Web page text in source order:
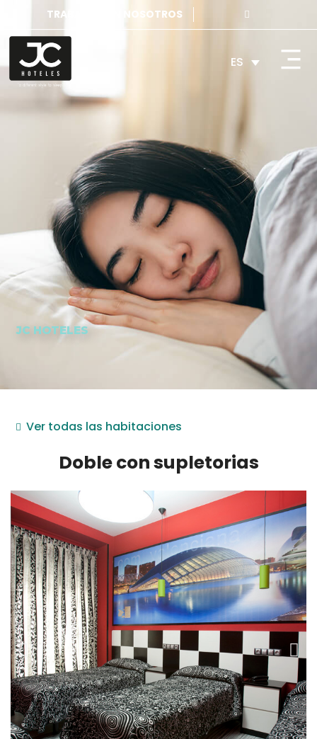
TRABAJA CON NOSOTROS
ES
JC HOTELES
Ver todas las habitaciones
Doble con supletorias